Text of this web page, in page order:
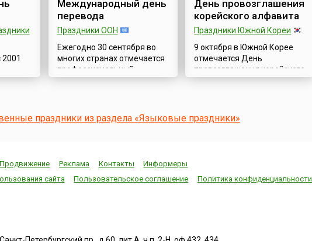
31
тех
Постановлением
Правительства Республики
Казахстан от 31 октября
2017 года ...
разнообразие всех глухих
людей и других
пользователей жестовых
языков. Она была прово...
Международный день
перевода
Праздники ООН
Ежегодно 30 сентября во
многих странах отмечается
профессиональный
International Translation
заседании единогласно
приняла Резолюцию
народов, в содействии миру,
День провозглашения
корейского алфавита
Праздники Южной Кореи
9 октября в Южной Корее
отмечается День
провозглашения корейского
называют Хангыль. И
Sejong, 1397-1450).Король
девятом месяце по л...
праздники из раздела «Языковые праздники»
Продвижение Реклама Контакты
Информеры
сайта
Пользовательское соглашение Политика конфиденциальности